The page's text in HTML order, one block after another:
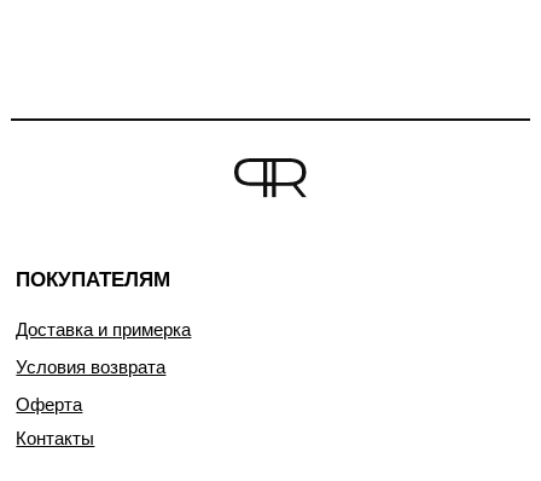
ПОКУПАТЕЛЯМ
Доставка и примерка
Условия возврата
Оферта
Контакты